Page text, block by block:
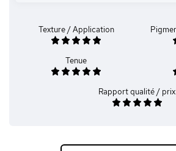
Texture / Application
Tenue
Rapport qualité / prix